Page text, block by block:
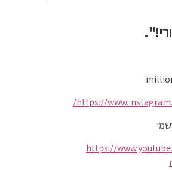
https://
https://